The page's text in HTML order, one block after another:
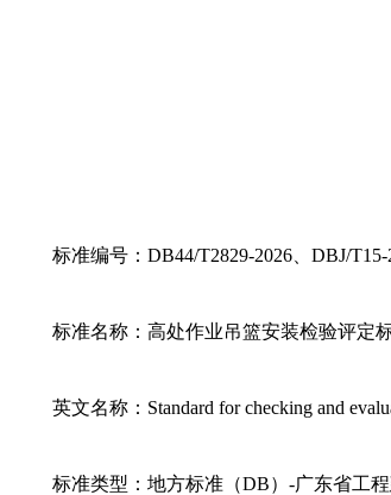
标准编号：DB44/T2829-2026、DBJ/T15-
标准名称：高处作业吊篮安装检验评定
英文名称：Standard for checking and
标准类型：地方标准（DB）-广东省工